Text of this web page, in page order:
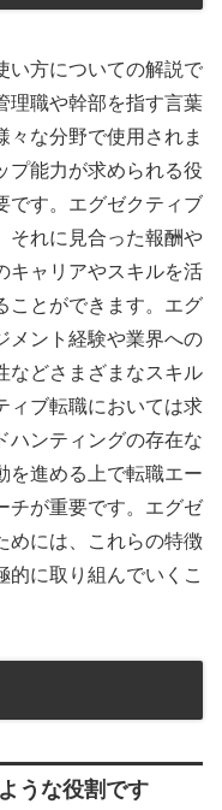
い方についての解説で
理職や幹部を指す言葉
々な分野で使用されま
プ能力が求められる役
です。エグゼクティブ
それに見合った報酬や
キャリアやスキルを活
ことができます。エグ
メント経験や業界への
などさまざまなスキル
ィブ転職においては求
ハンティングの存在な
を進める上で転職エー
チが重要です。エグゼ
めには、これらの特徴
的に取り組んでいくこ
うな役割です